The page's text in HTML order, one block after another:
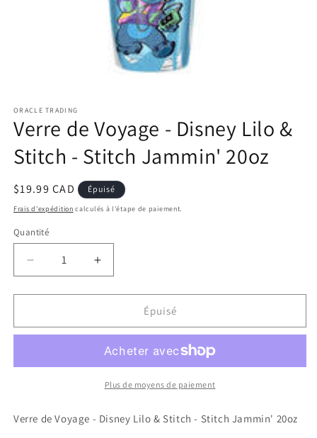
média
1
dans
fenêtre
modale
ORACLE TRADING
Verre de Voyage - Disney Lilo &
Stitch - Stitch Jammin' 20oz
Prix
habituel
$19.99 CAD Épuisé
Frais d'expédition calculés à l'étape de paiement.
Quantité
Réduire
la
quantité
Verre
-
&amp;
Augmenter
la
quantité
Verre
Voyage
-
Disney
&amp;
Stitch
Épuisé
Plus de moyens de paiement
Verre de Voyage - Disney Lilo & Stitch - Stitch Jammin' 20oz